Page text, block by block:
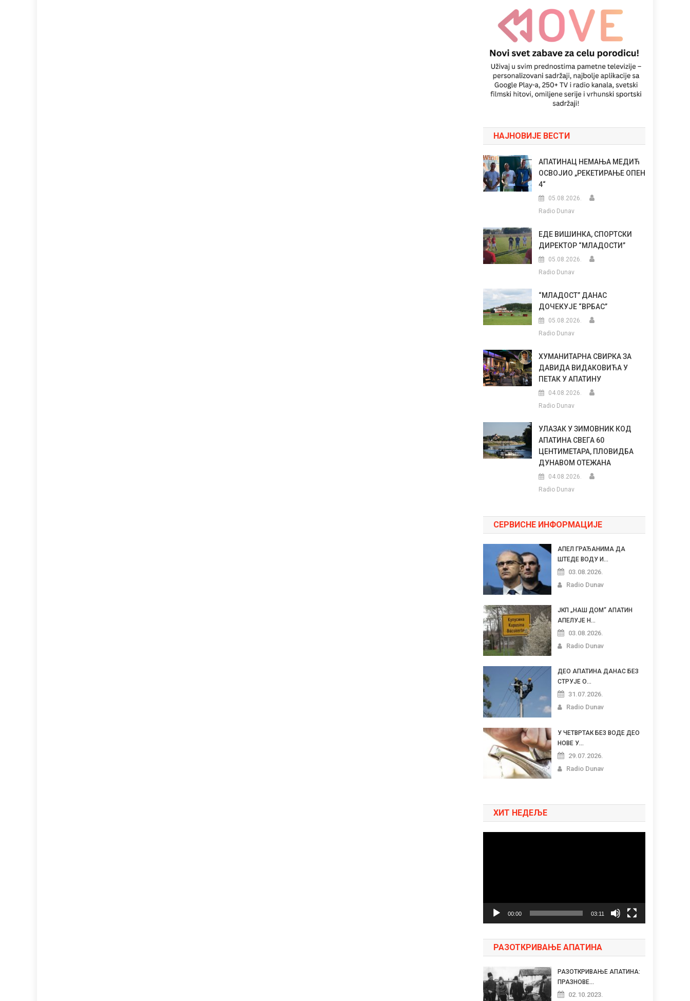
НАЈНОВИЈЕ ВЕСТИ
АПАТИНАЦ НЕМАЊА МЕДИЋ
ОСВОЈИО „РЕКЕТИРАЊЕ ОПЕН
4“
05.08.2026.
Radio Dunav
ЕДЕ ВИШИНКА, СПОРТСКИ
ДИРЕКТОР “МЛАДОСТИ”
05.08.2026.
Radio Dunav
“МЛАДОСТ” ДАНАС
ДОЧЕКУЈЕ “ВРБАС”
05.08.2026.
Radio Dunav
ХУМАНИТАРНА СВИРКА ЗА
ДАВИДА ВИДАКОВИЋА У
ПЕТАК У АПАТИНУ
04.08.2026.
Radio Dunav
УЛАЗАК У ЗИМОВНИК КОД
АПАТИНА СВЕГА 60
ЦЕНТИМЕТАРА, ПЛОВИДБА
ДУНАВОМ ОТЕЖАНА
04.08.2026.
Radio Dunav
СЕРВИСНЕ ИНФОРМАЦИЈЕ
АПЕЛ ГРАЂАНИМА ДА
ШТЕДЕ ВОДУ И...
03.08.2026.
Radio Dunav
ЈКП „НАШ ДОМ“ АПАТИН
АПЕЛУЈЕ Н...
03.08.2026.
Radio Dunav
ДЕО АПАТИНА ДАНАС БЕЗ
СТРУЈЕ О...
31.07.2026.
Radio Dunav
У ЧЕТВРТАК БЕЗ ВОДЕ ДЕО
НОВЕ У...
29.07.2026.
Radio Dunav
ХИТ НЕДЕЉЕ
00:00 03:11
РАЗОТКРИВАЊЕ АПАТИНА
РАЗОТКРИВАЊЕ АПАТИНА:
ПРАЗНОВЕ...
02.10.2023.